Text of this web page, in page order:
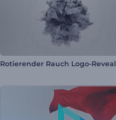
Rotierender Rauch Logo-Reveal